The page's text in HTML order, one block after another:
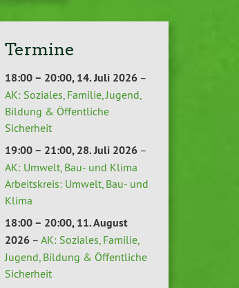
Termine
18:00 – 20:00,14. Juli 2026–
AK: Soziales, Familie, Jugend,
Bildung & Öffentliche
Sicherheit
19:00 – 21:00,28. Juli 2026–
AK: Umwelt, Bau- und Klima
Arbeitskreis: Umwelt, Bau- und
Klima
18:00 – 20:00,11. August
2026– AK: Soziales, Familie,
Jugend, Bildung & Öffentliche
Sicherheit